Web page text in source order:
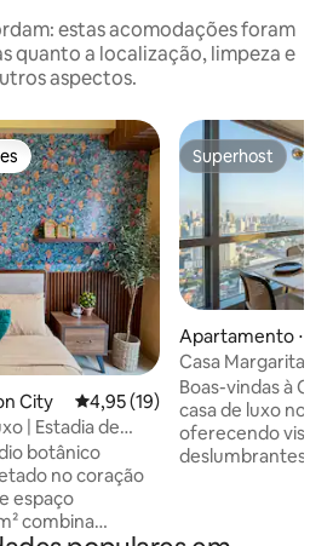
estas acomodações foram
quanto a localização, limpeza e
aspectos.
City 4,95 de uma avaliação média
4,95 (19)
| Estadia de
botânico
no coração
combina
Superhost
Superhost
Apartamento ⋅
Casa Margarita |
horizonte de
Boas-vindas à
casa de luxo no
oferecendo
deslumbrantes